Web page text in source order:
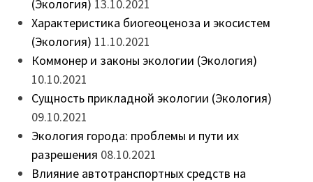
(Экология) 13.10.2021
Характеристика биогеоценоза и экосистем
(Экология) 11.10.2021
Коммонер и законы экологии (Экология)
10.10.2021
Сущность прикладной экологии (Экология)
09.10.2021
Экология города: проблемы и пути их
разрешения 08.10.2021
Влияние автотранспортных средств на